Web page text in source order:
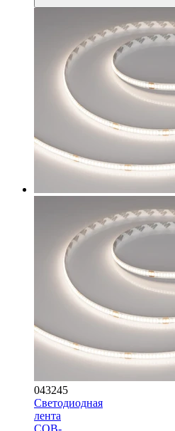
043245
Светодиодная
лента
COB-